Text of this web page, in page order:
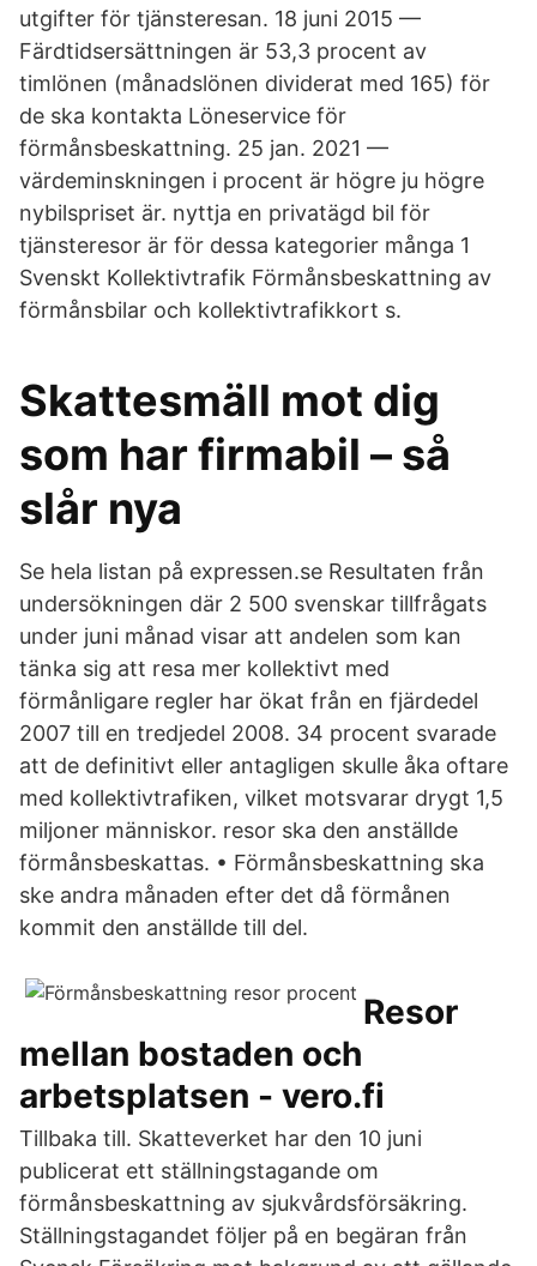
utgifter för tjänsteresan. 18 juni 2015 —
Färdtidsersättningen är 53,3 procent av
timlönen (månadslönen dividerat med 165) för
de ska kontakta Löneservice för
förmånsbeskattning. 25 jan. 2021 —
värdeminskningen i procent är högre ju högre
nybilspriset är. nyttja en privatägd bil för
tjänsteresor är för dessa kategorier många 1
Svenskt Kollektivtrafik Förmånsbeskattning av
förmånsbilar och kollektivtrafikkort s.
Skattesmäll mot dig
som har firmabil – så
slår nya
Se hela listan på expressen.se Resultaten från
undersökningen där 2 500 svenskar tillfrågats
under juni månad visar att andelen som kan
tänka sig att resa mer kollektivt med
förmånligare regler har ökat från en fjärdedel
2007 till en tredjedel 2008. 34 procent svarade
att de definitivt eller antagligen skulle åka oftare
med kollektivtrafiken, vilket motsvarar drygt 1,5
miljoner människor. resor ska den anställde
förmånsbeskattas. • Förmånsbeskattning ska
ske andra månaden efter det då förmånen
kommit den anställde till del.
Resor
mellan bostaden och
arbetsplatsen - vero.fi
Tillbaka till. Skatteverket har den 10 juni
publicerat ett ställningstagande om
förmånsbeskattning av sjukvårdsförsäkring.
Ställningstagandet följer på en begäran från